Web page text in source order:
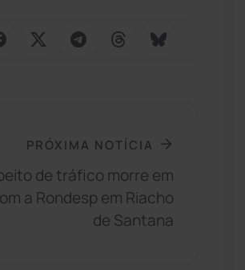
PRÓXIMA NOTÍCIA
de tráfico morre em
a Rondesp em Riacho
de Santana